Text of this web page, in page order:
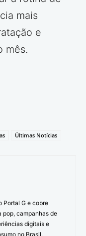
mais
e
mês.
Últimas Notícias
Portal G e cobre
pop, campanhas de
digitais e
no Brasil.